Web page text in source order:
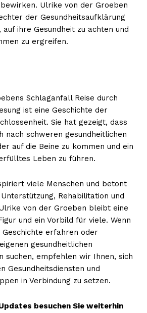
Ulrike von der Groeben
der Gesundheitsaufklärung
ihre Gesundheit zu achten und
zu ergreifen.
Schlaganfall Reise durch
ist eine Geschichte der
Sie hat gezeigt, dass
nach schweren gesundheitlichen
auf die Beine zu kommen und ein
Leben zu führen.
viele Menschen und betont
Rehabilitation und
von der Groeben bleibt eine
und ein Vorbild für viele. Wenn
erfahren oder
gesundheitlichen
suchen, empfehlen wir Ihnen, sich
Gesundheitsdiensten und
in Verbindung zu setzen.
besuchen Sie weiterhin